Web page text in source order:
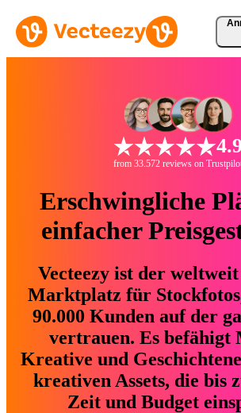
4.9
from 33.572 reviews on
Erschwingliche
einfacher
Vecteezy ist der
Marktplatz für
90.000 Kunden auf der
vertrauen. Es befähigt
Kreative und
kreativen Assets, die bis
Zeit und Budget